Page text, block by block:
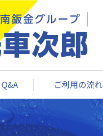
ご利用の流れ